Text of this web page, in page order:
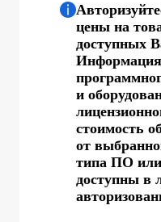
цены на
доступных
и
стоимость
от
типа ПО или
доступны в